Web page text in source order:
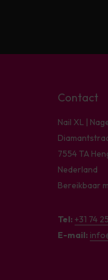
Contact
Nail XL |
7554 TA
Nederland
Bereikbaar
Tel: +31 74
E-mail: